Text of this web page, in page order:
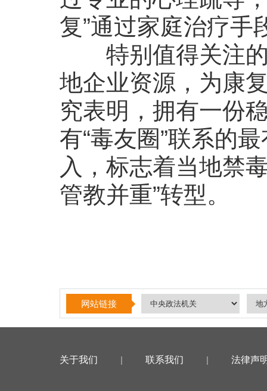
复”通过家庭治疗手
特别值得关注的
地企业资源，为康
究表明，拥有一份
有“毒友圈”联系的
入，标志着当地禁
管教并重”转型。
网站链接
关于我们 | 联系我们 | 法律声